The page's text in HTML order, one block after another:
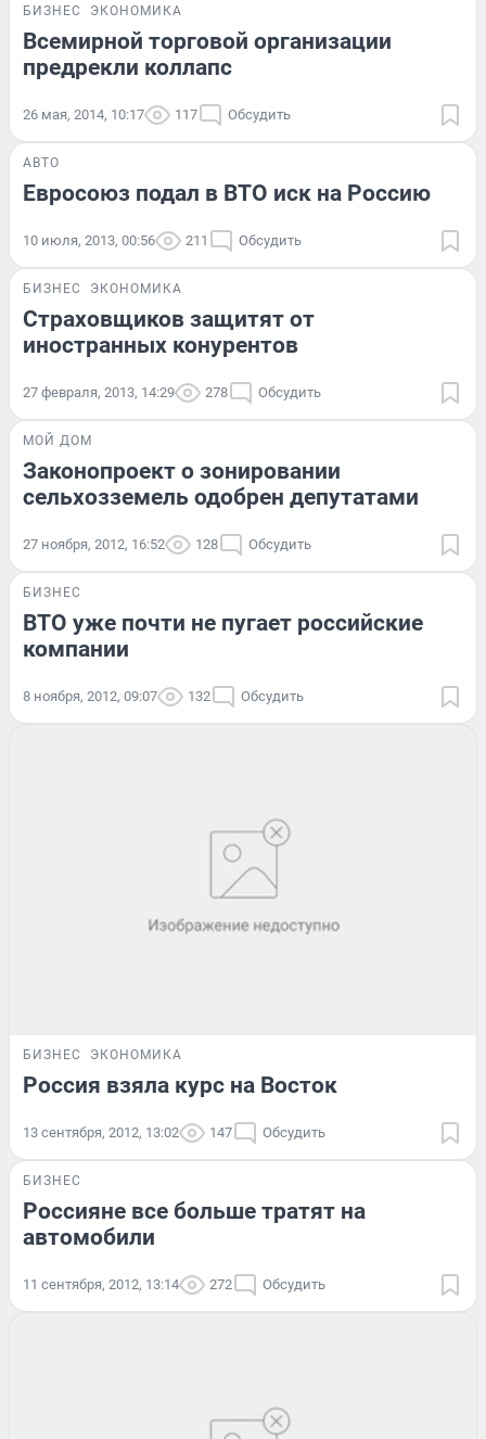
БИЗНЕС ЭКОНОМИКА
Всемирной торговой организации
предрекли коллапс
26 мая, 2014, 10:17 117 Обсудить
АВТО
Евросоюз подал в ВТО иск на Россию
10 июля, 2013, 00:56 211 Обсудить
БИЗНЕС ЭКОНОМИКА
Страховщиков защитят от
иностранных конурентов
27 февраля, 2013, 14:29 278 Обсудить
МОЙ ДОМ
Законопроект о зонировании
сельхозземель одобрен депутатами
27 ноября, 2012, 16:52 128 Обсудить
БИЗНЕС
ВТО уже почти не пугает российские
компании
8 ноября, 2012, 09:07 132 Обсудить
БИЗНЕС ЭКОНОМИКА
Россия взяла курс на Восток
13 сентября, 2012, 13:02 147 Обсудить
БИЗНЕС
Россияне все больше тратят на
автомобили
11 сентября, 2012, 13:14 272 Обсудить